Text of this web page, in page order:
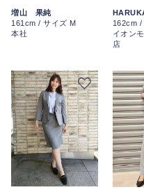
増山 果純
161cm / サイズ M
本社
162cm /
イオン
店